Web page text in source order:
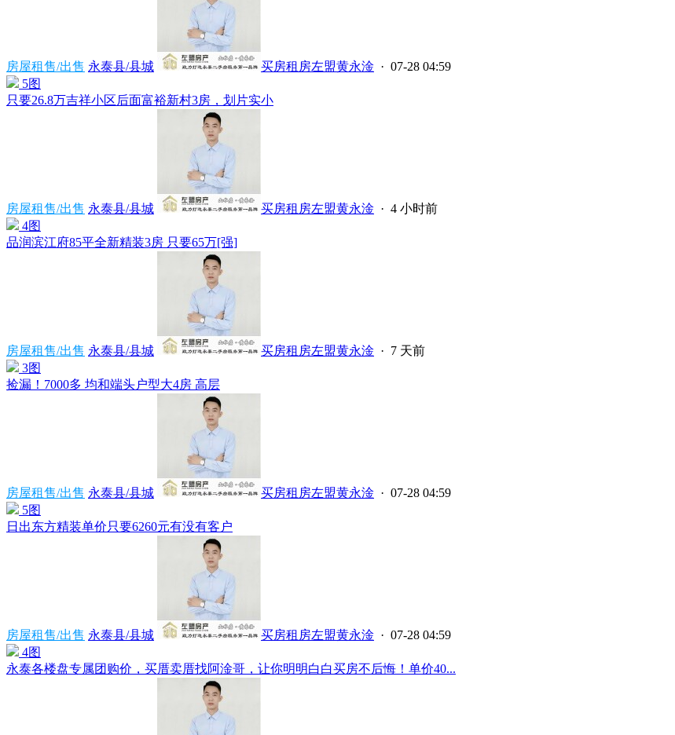
房屋租售/出售 永泰县/县城 买房租房左盟黄永淦 · 07-28 04:59
5图
只要26.8万吉祥小区后面富裕新村3房，划片实小
房屋租售/出售 永泰县/县城 买房租房左盟黄永淦 · 4 小时前
4图
品润滨江府85平全新精装3房 只要65万[强]
房屋租售/出售 永泰县/县城 买房租房左盟黄永淦 · 7 天前
3图
捡漏！7000多 均和端头户型大4房 高层
房屋租售/出售 永泰县/县城 买房租房左盟黄永淦 · 07-28 04:59
5图
日出东方精装单价只要6260元有没有客户
房屋租售/出售 永泰县/县城 买房租房左盟黄永淦 · 07-28 04:59
4图
永泰各楼盘专属团购价，买厝卖厝找阿淦哥，让你明明白白买房不后悔！单价40...